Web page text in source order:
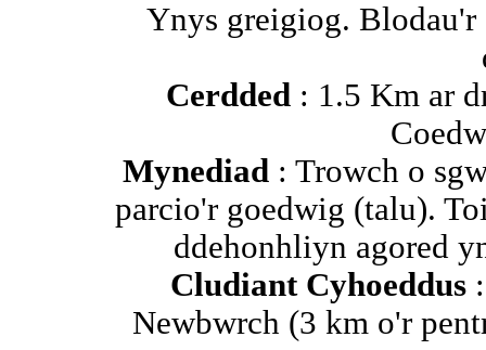
Ynys greigiog. Blodau'r
Cerdded : 1.5 Km ar
Mynediad : Trowch o
parcio'r goedwig (talu).
ddehonhliyn agored
Cludiant Cyhoeddus:
Newbwrch (3 km o'r